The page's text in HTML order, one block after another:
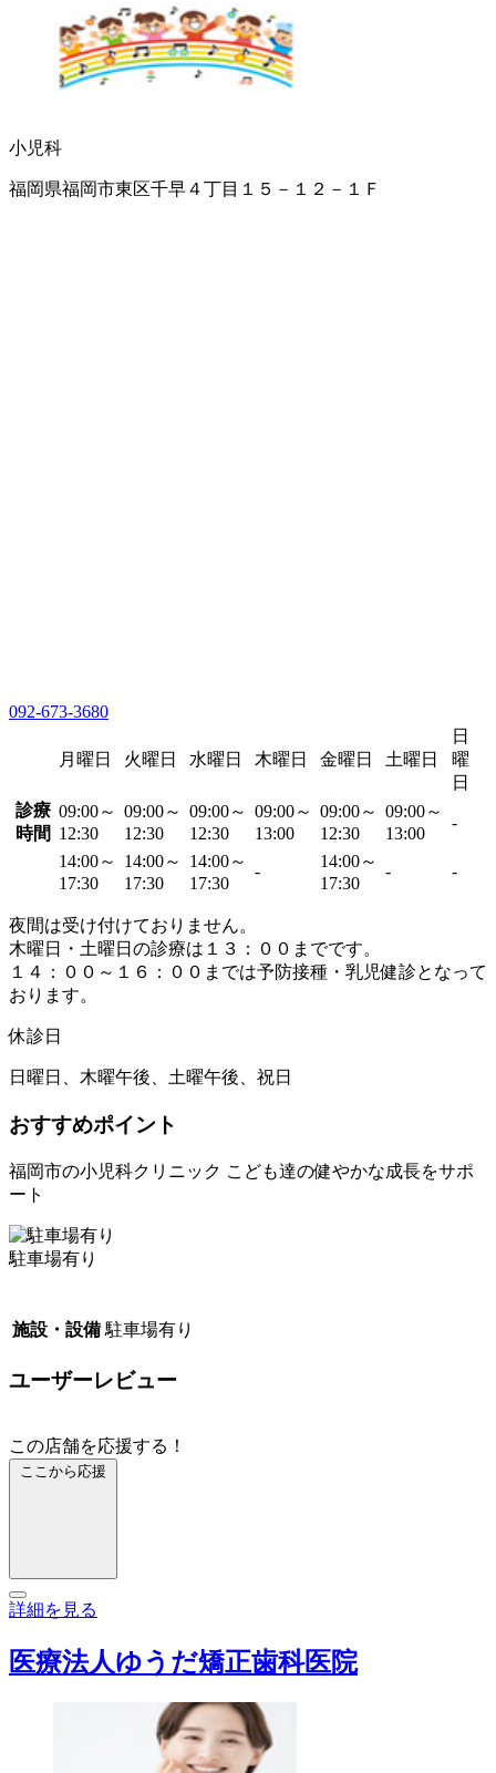
小児科
福岡県福岡市東区千早４丁目１５－１２－１Ｆ
092-673-3680
月曜日 火曜日 水曜日 木曜日 金曜日 土曜日
日
曜
日
診療
時間
09:00～
12:30
09:00～
12:30
09:00～
12:30
09:00～
13:00
09:00～
12:30
09:00～
13:00
-
14:00～
17:30
14:00～
17:30
14:00～
17:30
-
14:00～
17:30
- -
夜間は受け付けておりません。
木曜日・土曜日の診療は１３：００までです。
１４：００～１６：００までは予防接種・乳児健診となって
おります。
休診日
日曜日、木曜午後、土曜午後、祝日
おすすめポイント
福岡市の小児科クリニック こども達の健やかな成長をサポ
ート
駐車場有り
施設・設備 駐車場有り
ユーザーレビュー
この店舗を応援する！
ここから応援
詳細を見る
医療法人ゆうだ矯正歯科医院